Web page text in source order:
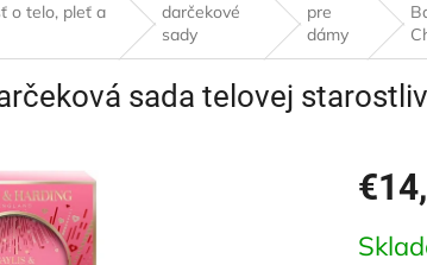
o telo, pleť a
darčekové
sady
pre
dámy
sada telovej
cena: